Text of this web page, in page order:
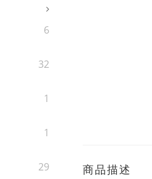
6
32
1
1
29
商品描述